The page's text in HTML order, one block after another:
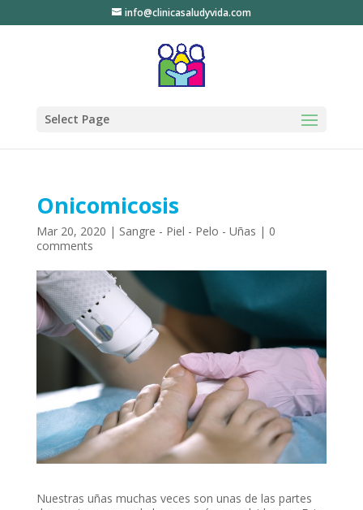
info@clinicasaludyvida.com
Select Page
Onicomicosis
Mar 20, 2020 | Sangre - Piel - Pelo - Uñas | 0
comments
Nuestras uñas muchas veces son unas de las partes